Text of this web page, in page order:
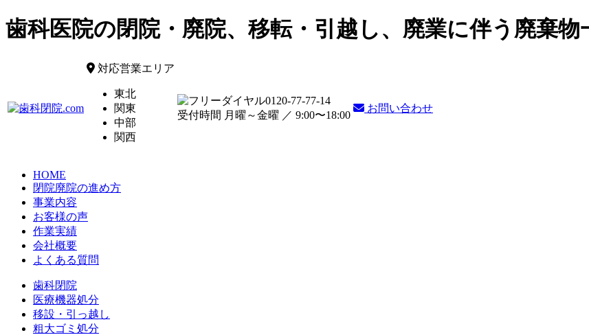
歯科医院の閉院・廃院、移転・引越し、廃業に伴う廃棄物
対応営業エリア
東北
関東
中部
関西
0120-77-77-14
受付時間 月曜～金曜 ／ 9:00〜18:00
お問い合わせ
HOME
閉院廃院の進め方
事業内容
お客様の声
作業実績
会社概要
よくある質問
歯科閉院
医療機器処分
移設・引っ越し
粗大ゴミ処分